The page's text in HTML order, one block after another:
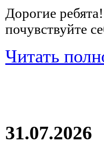
Дорогие ребята!
почувствуйте
Читать
31.07.2026